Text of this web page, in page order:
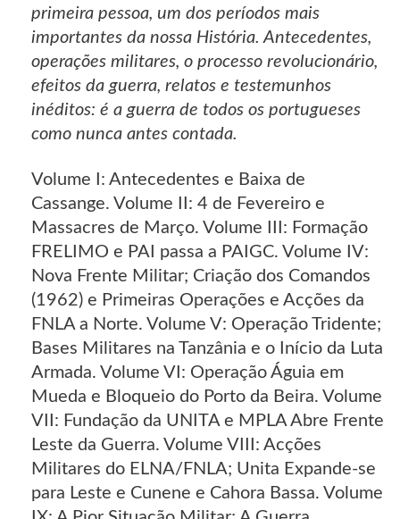
primeira pessoa, um dos períodos mais
importantes da nossa História. Antecedentes,
operações militares, o processo revolucionário,
efeitos da guerra, relatos e testemunhos
inéditos: é a guerra de todos os portugueses
como nunca antes contada.
Volume I: Antecedentes e Baixa de
Cassange. Volume II: 4 de Fevereiro e
Massacres de Março. Volume III: Formação
FRELIMO e PAI passa a PAIGC. Volume IV:
Nova Frente Militar; Criação dos Comandos
(1962) e Primeiras Operações e Acções da
FNLA a Norte. Volume V: Operação Tridente;
Bases Militares na Tanzânia e o Início da Luta
Armada. Volume VI: Operação Águia em
Mueda e Bloqueio do Porto da Beira. Volume
VII: Fundação da UNITA e MPLA Abre Frente
Leste da Guerra. Volume VIII: Acções
Militares do ELNA/FNLA; Unita Expande-se
para Leste e Cunene e Cahora Bassa. Volume